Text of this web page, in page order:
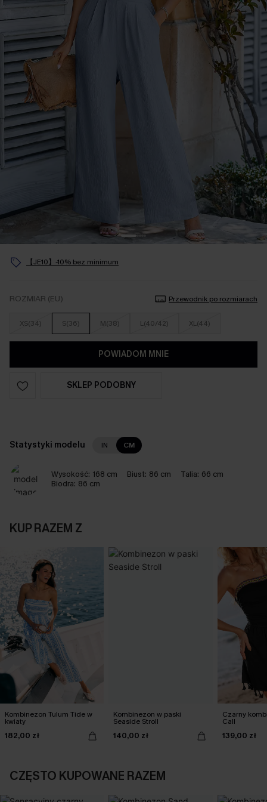
【JE10】-10% bez minimum
ROZMIAR (EU) Przewodnik po rozmiarach
XS(34) S(36) M(38) L(40/42) XL(44)
POWIADOM MNIE
SKLEP PODOBNY
Statystyki modelu IN CM
Wysokość: 168 cm Biust: 86 cm Talia: 66 cm
Biodra: 86 cm
KUP RAZEM Z
Kombinezon Tulum Tide w
kwiaty
182,00 zł
Kombinezon w paski
Seaside Stroll
140,00 zł
Czarny
Call
139,00 zł
CZĘSTO KUPOWANE RAZEM